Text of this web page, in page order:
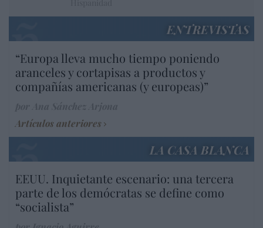
ENTREVISTAS
“Europa lleva mucho tiempo poniendo
aranceles y cortapisas a productos y
compañías americanas (y europeas)”
Artículos anteriores
LA CASA BLANCA
EEUU. Inquietante escenario: una tercera
parte de los demócratas se define como
“socialista”